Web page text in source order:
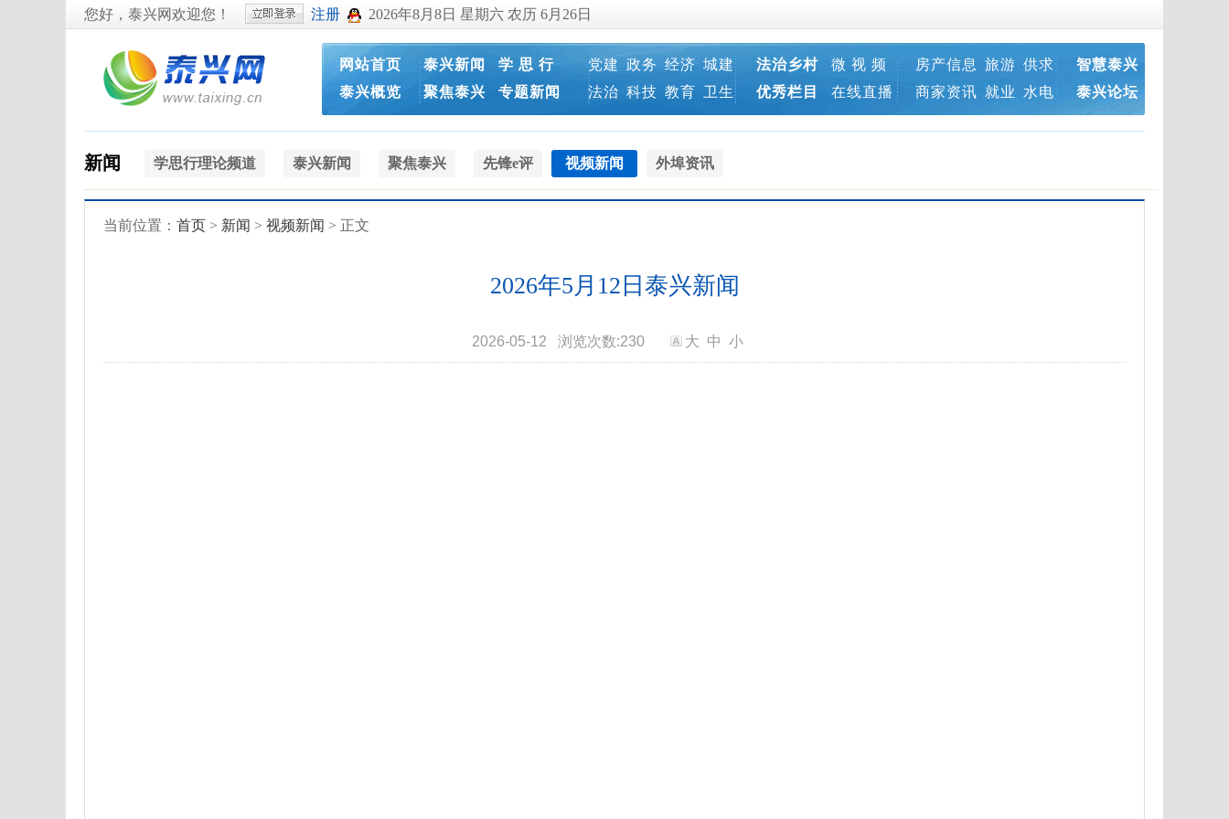
您好，泰兴网欢迎您！ 注册 2026年8月8日 星期六 农历 6月26日
网站首页
泰兴概览
泰兴新闻
学 思 行
聚焦泰兴
专题新闻
党建 政务 经济 城建
法治 科技 教育 卫生
法治乡村
微 视 频
优秀栏目
在线直播
房产信息 旅游 供求
商家资讯 就业 水电
智慧泰兴
泰兴论坛
新闻 学思行理论频道 泰兴新闻 聚焦泰兴 先锋e评 视频新闻 外埠资讯
当前位置： 首页 > 新闻 > 视频新闻 > 正文
2026年5月12日泰兴新闻
2026-05-12 浏览次数:230 大 中 小